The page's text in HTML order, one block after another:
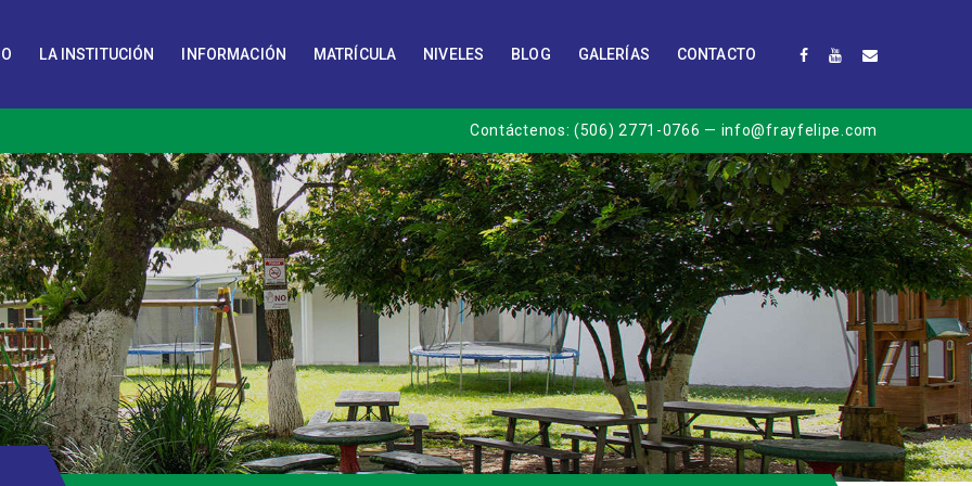
LA INSTITUCIÓN INFORMACIÓN MATRÍCULA NIVELES BLOG GALERÍAS CONTACTO
Contáctenos:(506) 2771-0766 — info@frayfelipe.com